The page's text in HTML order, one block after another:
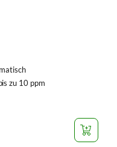
zu 10 ppm